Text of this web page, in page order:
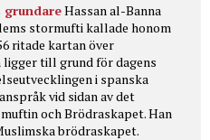
grundareHassan al-Banna
stormufti kallade honom
ritade kartan över
till grund för dagens
i spanska
vid sidan av det
och Brödraskapet. Han
brödraskapet.